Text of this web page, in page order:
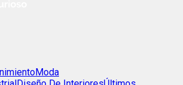
Moda